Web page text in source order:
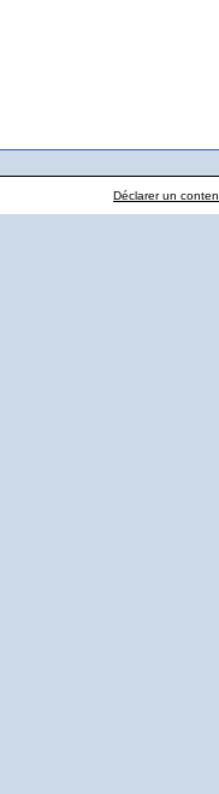
Déclarer un